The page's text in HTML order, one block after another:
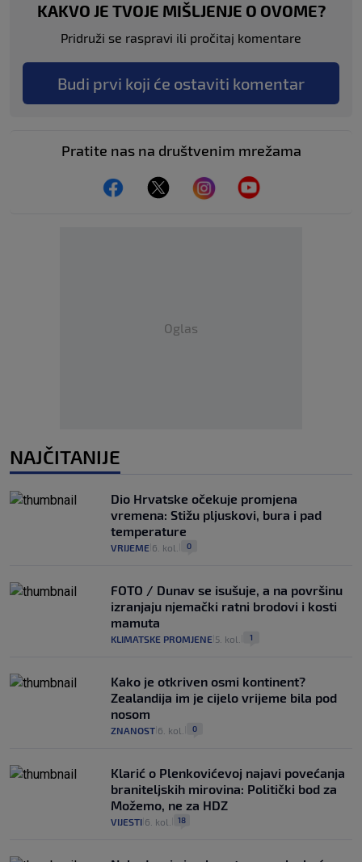
KAKVO JE TVOJE MIŠLJENJE O OVOME?
Pridruži se raspravi ili pročitaj komentare
Budi prvi koji će ostaviti komentar
Pratite nas na društvenim mrežama
Oglas
NAJČITANIJE
Dio Hrvatske očekuje promjena
vremena: Stižu pljuskovi, bura i pad
temperature
VRIJEME 6. kol. 0
FOTO / Dunav se isušuje, a na površinu
izranjaju njemački ratni brodovi i kosti
mamuta
KLIMATSKE PROMJENE 5. kol. 1
Kako je otkriven osmi kontinent?
Zealandija im je cijelo vrijeme bila pod
nosom
ZNANOST 6. kol. 0
Klarić o Plenkovićevoj najavi povećanja
braniteljskih mirovina: Politički bod za
Možemo, ne za HDZ
VIJESTI 6. kol. 18